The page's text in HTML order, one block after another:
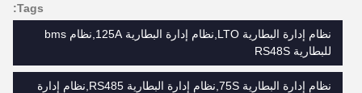
Tags:
نظام إدارة البطارية LTO,نظام إدارة البطارية 125A,نظام bms
للبطارية RS48S
نظام إدارة البطارية 75S,نظام إدارة البطارية RS485,نظام إدارة